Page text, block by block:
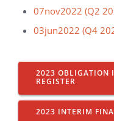
07nov2022 (Q2
03jun2022 (Q4
2023 OBLIGATION
REGISTER
2023 INTERIM